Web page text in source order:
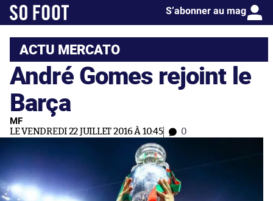
S’abonner au mag
ACTU MERCATO
André Gomes rejoint le
Barça
MF
LE VENDREDI 22 JUILLET 2016 À 10:45 0